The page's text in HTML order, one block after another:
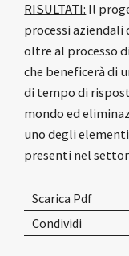
RISULTATI: Il
processi
oltre al processo
che beneficerà di
di tempo di
mondo ed
uno degli
presenti nel
Scarica Pdf
Condividi